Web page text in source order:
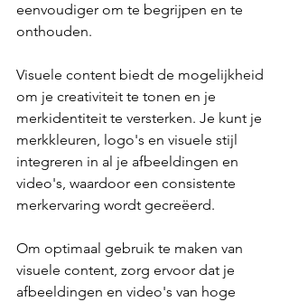
eenvoudiger om te begrijpen en te
onthouden.
Visuele content biedt de mogelijkheid
om je creativiteit te tonen en je
merkidentiteit te versterken. Je kunt je
merkkleuren, logo's en visuele stijl
integreren in al je afbeeldingen en
video's, waardoor een consistente
merkervaring wordt gecreëerd.
Om optimaal gebruik te maken van
visuele content, zorg ervoor dat je
afbeeldingen en video's van hoge